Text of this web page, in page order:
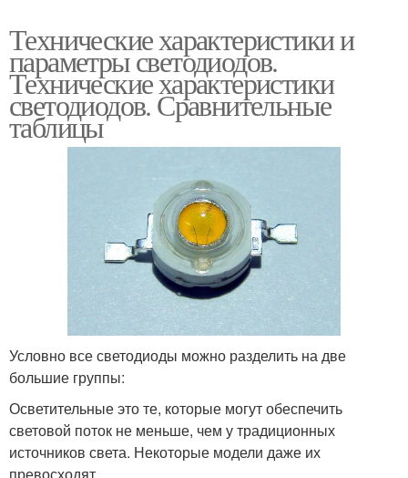
Технические характеристики и
параметры светодиодов.
Технические характеристики
светодиодов. Сравнительные
таблицы
Условно все светодиоды можно разделить на две
большие группы:
Осветительные это те, которые могут обеспечить
световой поток не меньше, чем у традиционных
источников света. Некоторые модели даже их